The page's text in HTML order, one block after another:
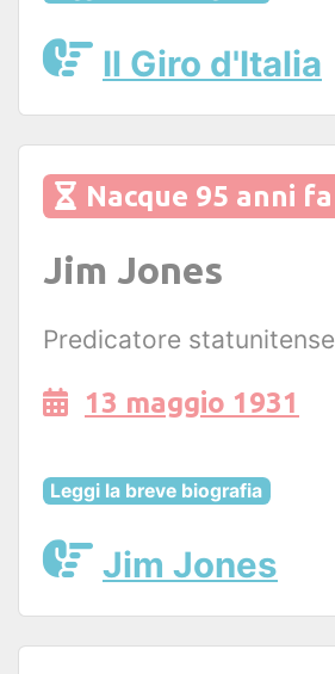
Il Giro d'Italia
Nacque 95 anni fa
Jim Jones
Predicatore statunitense
13 maggio 1931
Leggi la breve biografia
Jim Jones